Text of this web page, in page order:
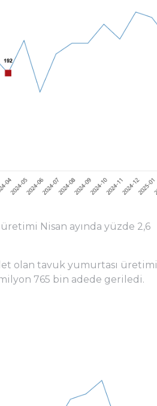
Nisan ayında yüzde 2,6
olan tavuk yumurtası üretimi
milyon 765 bin adede geriledi.